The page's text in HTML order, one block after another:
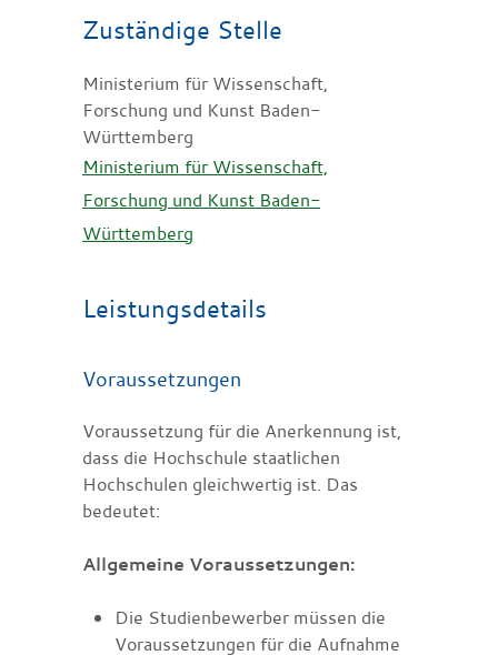
Zuständige Stelle
Ministerium für Wissenschaft,
Forschung und Kunst Baden-
Württemberg
Ministerium für Wissenschaft,
Forschung und Kunst Baden-
Württemberg
Leistungsdetails
Voraussetzungen
Voraussetzung für die Anerkennung ist,
dass die Hochschule staatlichen
Hochschulen gleichwertig ist. Das
bedeutet:
Allgemeine Voraussetzungen:
Die Studienbewerber müssen die
Voraussetzungen für die Aufnahme